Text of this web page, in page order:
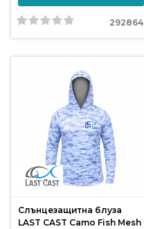
292864
Слънцезащитна блуза
LAST CAST Camo Fish Mesh